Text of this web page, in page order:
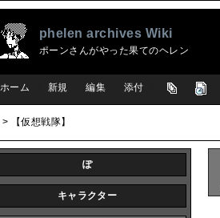
phelen archives Wiki
ポーンさんがやった果てのヘレン
ホーム 新規 編集 添付
> 【仮想戦隊】
ぽ
キャラクター